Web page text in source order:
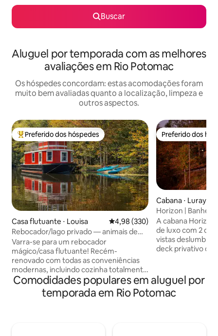
Buscar
Aluguel por temporada com as melhores
avaliações em Rio Potomac
Os hóspedes concordam: estas acomodações foram
muito bem avaliadas quanto a localização, limpeza e
outros aspectos.
Entre os melhores preferidos dos hóspedes
Preferido dos hóspedes
Casa flutuante ⋅ Louisa 4,98 de uma avaliação média de
4,98 (330)
Rebocador/lago privado — animais de
fazenda — peixes, natação,
Varra-se para um rebocador
mágico/casa flutuante! Recém-
renovado com todas as conveniências
modernas, incluindo cozinha totalmente
abastecida, banheiro completo, ar-
condicionado, aquecimento e Wi-Fi. Tug
flutua em um lago privado de 8 acres
Preferido dos
Preferido dos
Cabana ⋅ Luray
Horizon |
lareiras, sauna,
elétricos
A cabana
de luxo com 2
vistas
deck privativo de
relaxar ao máximo. No
banheiro
aquecidos e
Comodidades populares em aluguel por
temporada em Rio Potomac